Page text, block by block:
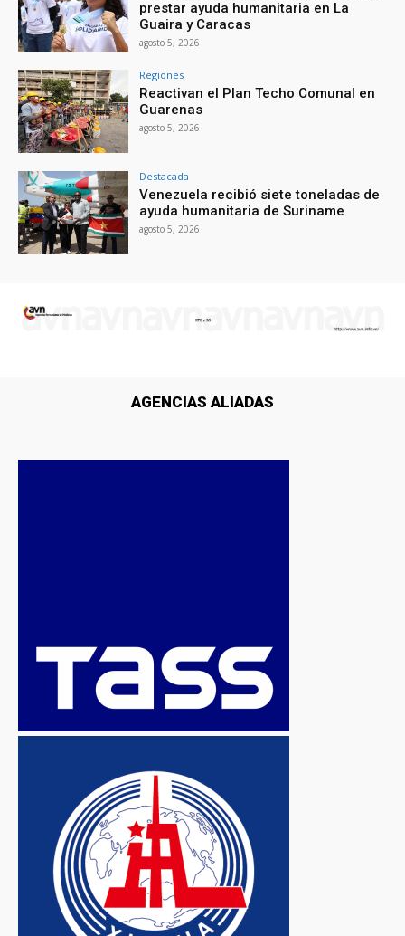
prestar ayuda humanitaria en La
Guaira y Caracas
agosto 5, 2026
Regiones
Reactivan el Plan Techo Comunal en
Guarenas
agosto 5, 2026
Destacada
Venezuela recibió siete toneladas de
ayuda humanitaria de Suriname
agosto 5, 2026
AGENCIAS ALIADAS